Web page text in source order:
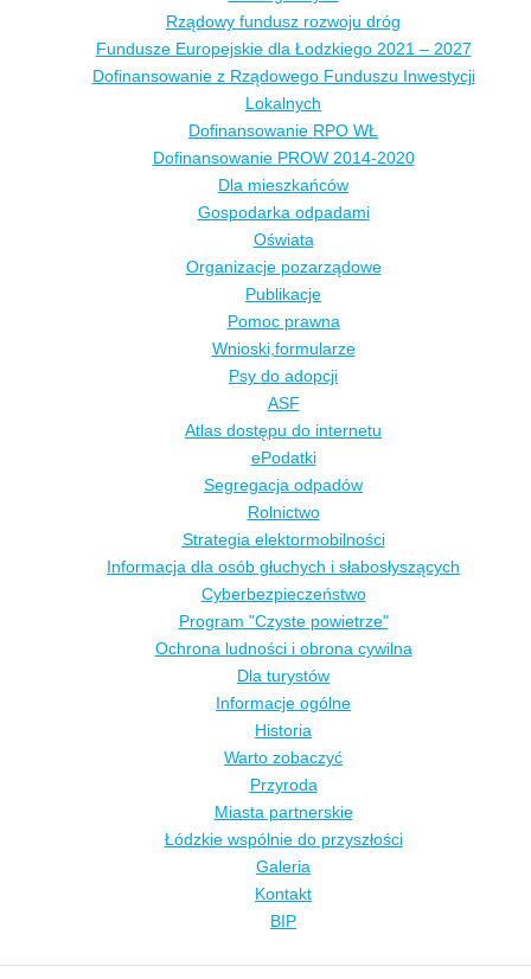
Rządowy fundusz rozwoju dróg
Fundusze Europejskie dla Łodzkiego 2021 – 2027
Dofinansowanie z Rządowego Funduszu Inwestycji
Lokalnych
Dofinansowanie RPO WŁ
Dofinansowanie PROW 2014-2020
Dla mieszkańców
Gospodarka odpadami
Oświata
Organizacje pozarządowe
Publikacje
Pomoc prawna
Wnioski,formularze
Psy do adopcji
ASF
Atlas dostępu do internetu
ePodatki
Segregacja odpadów
Rolnictwo
Strategia elektormobilności
Informacja dla osób głuchych i słabosłyszących
Cyberbezpieczeństwo
Program "Czyste powietrze"
Ochrona ludności i obrona cywilna
Dla turystów
Informacje ogólne
Historia
Warto zobaczyć
Przyroda
Miasta partnerskie
Łódzkie wspólnie do przyszłości
Galeria
Kontakt
BIP